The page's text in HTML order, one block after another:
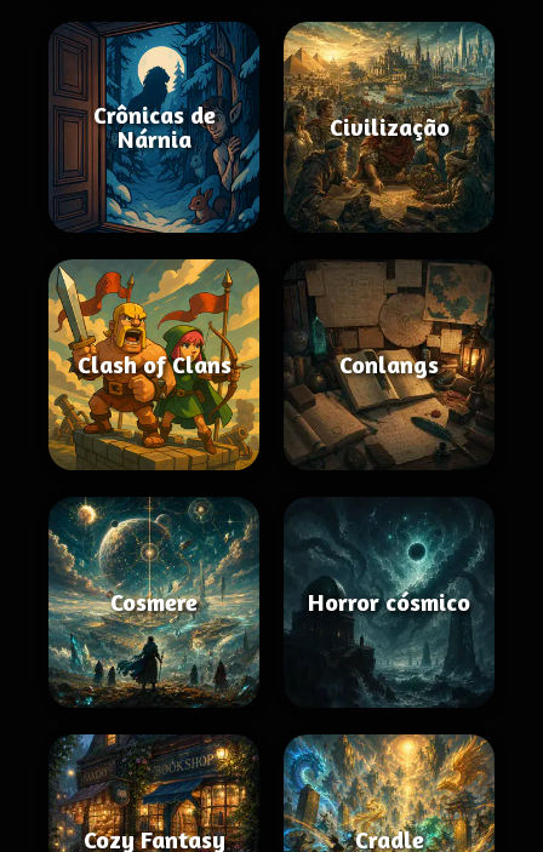
Crônicas de
Nárnia
Civilização
Clash of Clans Conlangs
Cosmere Horror cósmico
Cozy Fantasy Cradle